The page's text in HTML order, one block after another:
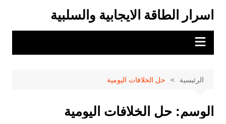
المحتوى
اسرار الطاقة الايجابية والسلبية
الرئيسية حل الخلافات اليومية
الوسم: حل الخلافات اليومية